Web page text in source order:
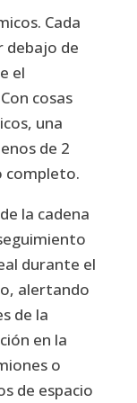
Cada
debajo de
el
cosas
una
de 2
completo.
la cadena
durante el
alertando
de la
en la
o
de espacio